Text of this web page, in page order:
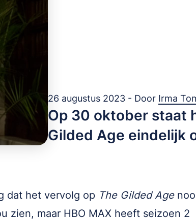
26 augustus 2023 - Door Irma
Op 30 oktober staat
Gilded Age eindelijk
dat het vervolg op The Gilded Age
zien, maar HBO MAX heeft seizoen 2